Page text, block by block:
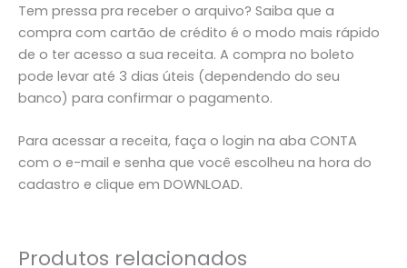
Tem pressa pra receber o arquivo? Saiba que a
compra com cartão de crédito é o modo mais rápido
de o ter acesso a sua receita. A compra no boleto
pode levar até 3 dias úteis (dependendo do seu
banco) para confirmar o pagamento.
Para acessar a receita, faça o login na aba CONTA
com o e-mail e senha que você escolheu na hora do
cadastro e clique em DOWNLOAD.
Produtos relacionados